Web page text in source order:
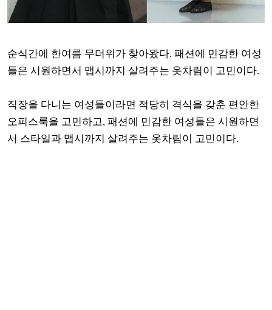
순식간에 한여름 무더위가 찾아왔다. 패션에 민감한 여성
들은 시원하면서 맵시까지 살려주는 옷차림이 고민이다.
직장을 다니는 여성들이라면 적당히 격식을 갖춘 편안한
오피스룩을 고민하고, 패션에 민감한 여성들은 시원하면
서 스타일과 맵시까지 살려주는 옷차림이 고민이다.